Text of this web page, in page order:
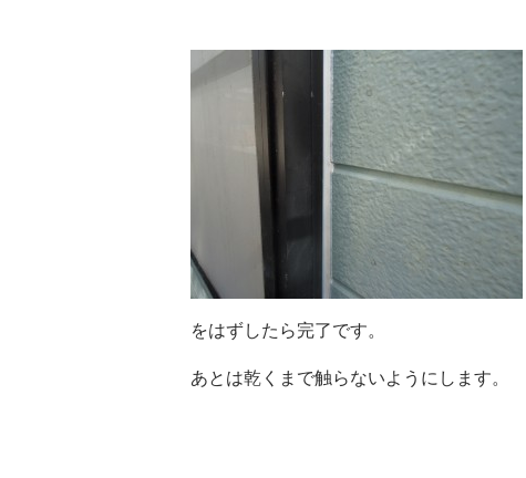
をはずしたら完了です。
あとは乾くまで触らないようにします。